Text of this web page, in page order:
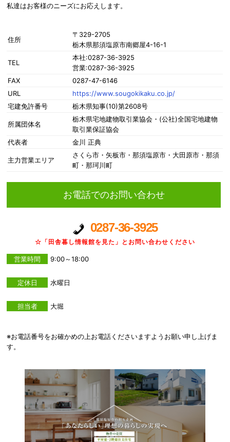
私達はお客様のニーズにお応えします。
住所
〒329-2705
栃木県那須塩原市南郷屋4-16-1
TEL
本社:0287-36-3925
営業:0287-36-3925
FAX
0287-47-6146
URL
https://www.sougokikaku.co.jp/
宅建免許番号
栃木県知事(10)第2608号
所属団体名
栃木県宅地建物取引業協会・(公社)全国宅地建物
取引業保証協会
代表者
金川 正典
主力営業エリア
さくら市・矢板市・那須塩原市・大田原市・那須
町・那珂川町
お電話でのお問い合わせ
0287-36-3925
☆「田舎暮し情報館を見た」とお問い合わせください
営業時間 9:00～18:00
定休日 水曜日
担当者 大堀
※お電話番号をお確かめの上お電話くださいますようお願い申し上げま
す。